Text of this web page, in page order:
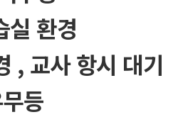
실 환경
, 교사 항시 대기
등